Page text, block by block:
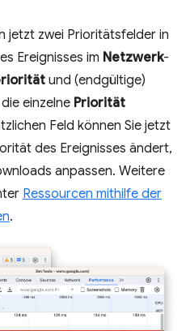
jetzt zwei Prioritätsfelder in
Ereignisses im Netzwerk-
und (endgültige)
einzelne Priorität
Feld können Sie jetzt
des Ereignisses ändert,
anpassen. Weitere
Ressourcen mithilfe der
.